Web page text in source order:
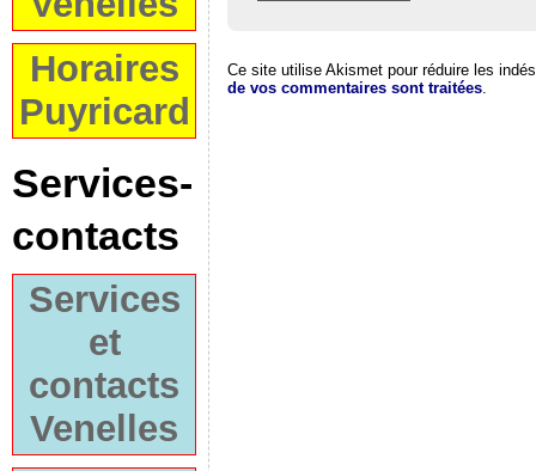
Horaires
Puyricard
Services-
contacts
Services
et
contacts
Venelles
Ce site utilise Akismet pour réduire les
de vos commentaires sont traitées